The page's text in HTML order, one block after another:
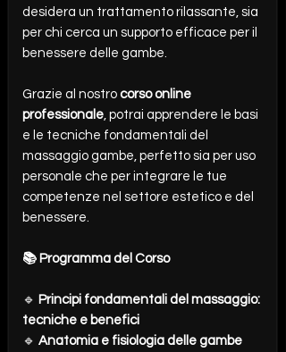
desidera un trattamento rilassante, sia
per chi cerca un supporto efficace per il
benessere delle gambe.
Grazie al nostro corso online
professionale, potrai apprendere le basi
e le tecniche fondamentali del
massaggio gambe, perfetto sia per uso
personale che per integrare le tue
competenze nel settore estetico e del
benessere.
📚 Programma del Corso
🔹 Principi fondamentali del massaggio:
tecniche e benefici
🔹 Anatomia e fisiologia delle gambe